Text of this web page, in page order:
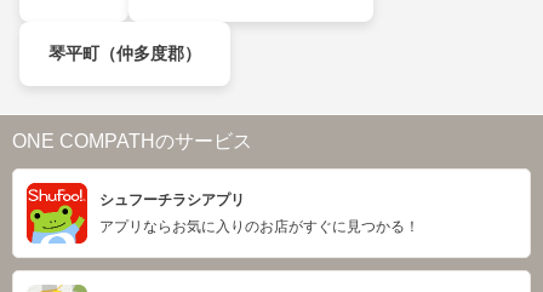
琴平町（仲多度郡）
ONE COMPATHのサービス
シュフーチラシアプリ
アプリならお気に入りのお店がすぐに見つかる！